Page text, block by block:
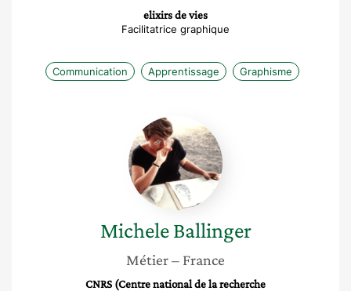
elixirs de vies
Facilitatrice graphique
Communication Apprentissage Graphisme
Michele
Ballinger
Michele Ballinger
Métier– France
CNRS (Centre national de la recherche